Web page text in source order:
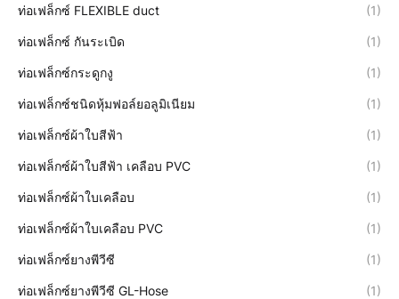
ท่อเฟล็กซ์ FLEXIBLE duct (1)
ท่อเฟล็กซ์ กันระเบิด (1)
ท่อเฟล็กซ์กระดูกงู (1)
ท่อเฟล็กซ์ชนิดหุ้มฟอล์ยอลูมิเนียม (1)
ท่อเฟล็กซ์ผ้าใบสีฟ้า (1)
ท่อเฟล็กซ์ผ้าใบสีฟ้า เคลือบ PVC (1)
ท่อเฟล็กซ์ผ้าใบเคลือบ (1)
ท่อเฟล็กซ์ผ้าใบเคลือบ PVC (1)
ท่อเฟล็กซ์ยางพีวีซี (1)
ท่อเฟล็กซ์ยางพีวีซี GL-Hose (1)